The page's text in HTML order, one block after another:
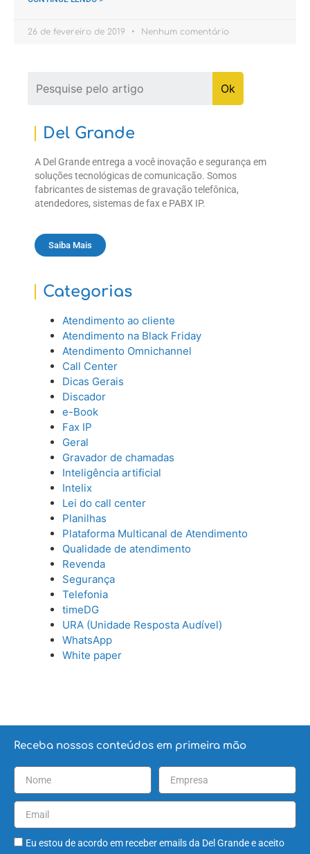
26 de fevereiro de 2019 Nenhum comentário
Del Grande
A Del Grande entrega a você inovação e segurança em
soluções tecnológicas de comunicação. Somos
fabricantes de sistemas de gravação telefônica,
atendedores, sistemas de fax e PABX IP.
Saiba Mais
Categorias
Atendimento ao cliente
Atendimento na Black Friday
Atendimento Omnichannel
Call Center
Dicas Gerais
Discador
e-Book
Fax IP
Geral
Gravador de chamadas
Inteligência artificial
Intelix
Lei do call center
Planilhas
Plataforma Multicanal de Atendimento
Qualidade de atendimento
Revenda
Segurança
Telefonia
timeDG
URA (Unidade Resposta Audível)
WhatsApp
White paper
Receba nossos conteúdos em primeira mão
Eu estou de acordo em receber emails da Del Grande e aceito